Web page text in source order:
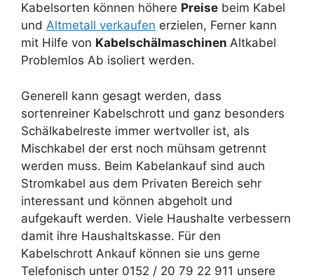
Kabelsorten können höhere Preise beim Kabel
und Altmetall verkaufen erzielen, Ferner kann
mit Hilfe von Kabelschälmaschinen Altkabel
Problemlos Ab isoliert werden.
Generell kann gesagt werden, dass
sortenreiner Kabelschrott und ganz besonders
Schälkabelreste immer wertvoller ist, als
Mischkabel der erst noch mühsam getrennt
werden muss. Beim Kabelankauf sind auch
Stromkabel aus dem Privaten Bereich sehr
interessant und können abgeholt und
aufgekauft werden. Viele Haushalte verbessern
damit ihre Haushaltskasse. Für den
Kabelschrott Ankauf können sie uns gerne
Telefonisch unter 0152 / 20 79 22 911 unsere